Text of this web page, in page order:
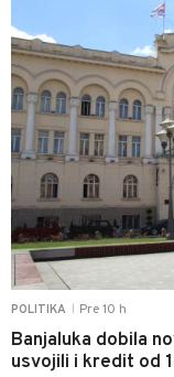
POLITIKA Pre 10 h
Banjaluka dobila
usvojili i kredit od